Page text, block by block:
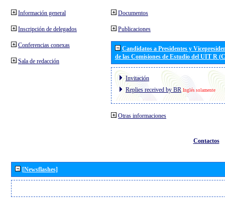
Información general
Inscripción de delegados
Conferencias conexas
Sala de redacción
Documentos
Publicaciones
Candidatos a Presidentes y
de las Comisiones de Estudio del UIT R
Invitación
Replies received by BR Inglés solamente
Otras informaciones
Contactos
[Newsflashes]